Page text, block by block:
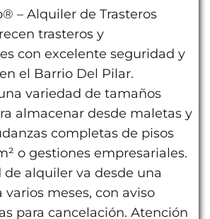
– Alquiler de Trasteros
trasteros y
con excelente seguridad y
el Barrio Del Pilar.
variedad de tamaños
almacenar desde maletas y
completas de pisos
o gestiones empresariales.
alquiler va desde una
meses, con aviso
para cancelación. Atención